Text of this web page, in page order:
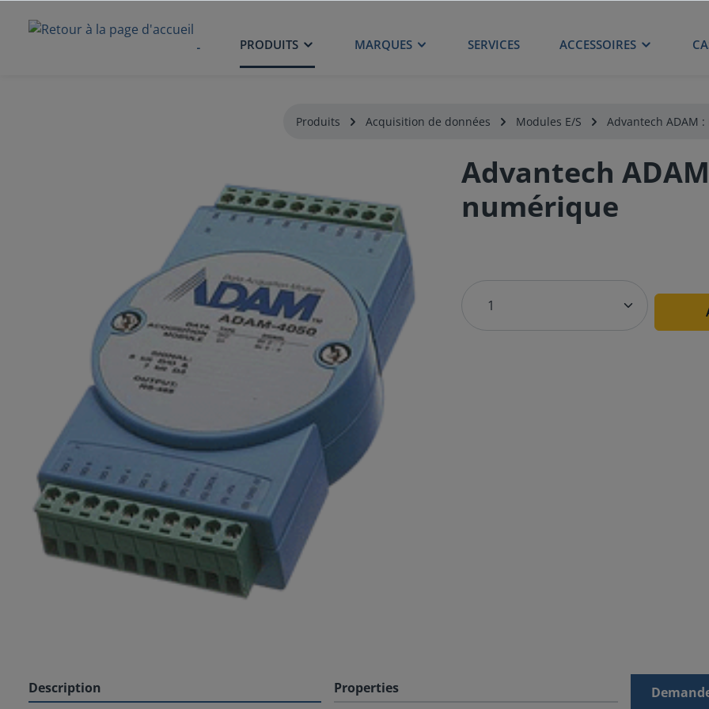
ACCUEIL PRODUITS MARQUES SERVICES ACCESSOIRES
Produits Acquisition de données Modules E/S Advantech ADAM :
Advantech
numérique
Description Properties